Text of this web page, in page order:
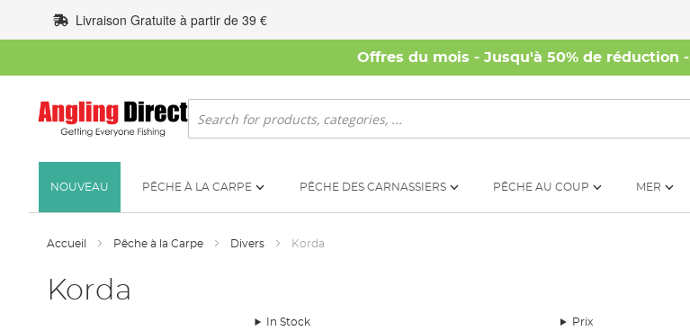
au
contenu
Livraison Gratuite à partir de 39 €
Offres du mois - Jusqu'à 50% de réduction -
Rechercher
NOUVEAU PÊCHE À LA CARPE PÊCHE DES CARNASSIERS PÊCHE AU COUP MER
Accueil Pêche à la Carpe Divers Korda
Korda
In Stock Prix